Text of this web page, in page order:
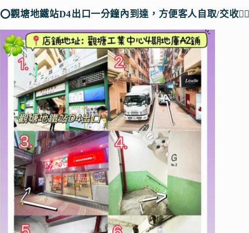
⭕️觀塘地鐵站D4出口一分鐘內到達，方便客人自取/交收👍🏻